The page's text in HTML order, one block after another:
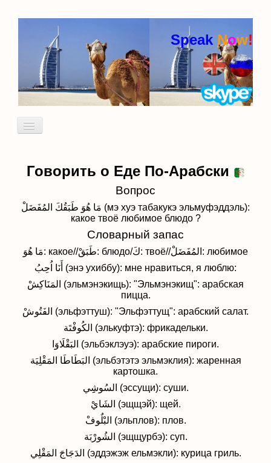
Speak Now!
Включить/
идиомы
Говорить о Еде По-Арабски
Вопрос
مَا هُوَ طَبَقُكَ المُفَضَلْ (мэ хуэ табакукэ эльмуфэддэль):
какое твоё любимое блюдо ?
Словарный запас
مَا هُوَ: какое//طَبَقْ: блюдо/كَ: твоё//المُفَضَلْ: любимое
أَنَا اُحِبُ (энэ ухиббу): мне нравиться, я люблю:
المَنَاكِشْ (эльмэнэкищь): "Эльмэнэкищ": арабская
пицца.
الفَتُوشْ (эльфэттуш): "Эльфэттущ": арабский салат.
الكُوفْتَة (элькуфтэ): фрикадельки.
البَقْلَاوَا (эльбэклэуэ): арабские пироги.
البَطَاطَا المَقْلِيَة (эльбэтэтэ эльмэклия): жаренная
картошка.
السُوشِِي (эссущи): суши.
الشَايْ (эщщэй): щей.
البْلٌوفْ (эльплов): плов.
الشُورْبَة (эщщурбэ): суп.
الدَجَاجَ المَقْلِي (эддэжэж ельмэкли): курица гриль.